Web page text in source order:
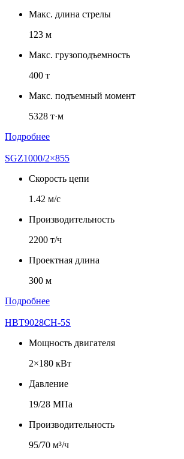
Макс. длина стрелы
123 м
Макс. грузоподъемность
400 т
Макс. подъемный момент
5328 т·м
Подробнее
SGZ1000/2×855
Скорость цепи
1.42 м/с
Производительность
2200 т/ч
Проектная длина
300 м
Подробнее
HBT9028CH-5S
Мощность двигателя
2×180 кВт
Давление
19/28 МПа
Производительность
95/70 м³/ч